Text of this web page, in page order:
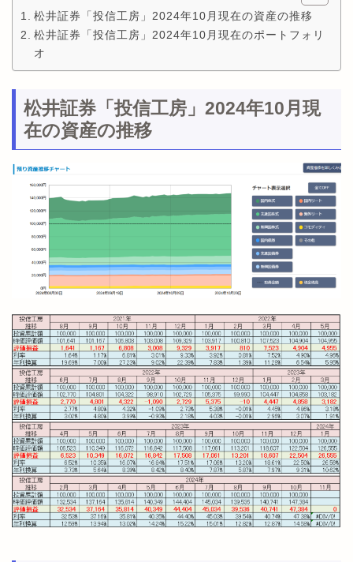
松井証券「投信工房」2024年10月現在の資産の推移
松井証券「投信工房」2024年10月現在のポートフォリ
オ
松井証券「投信工房」2024年10月現
在の資産の推移